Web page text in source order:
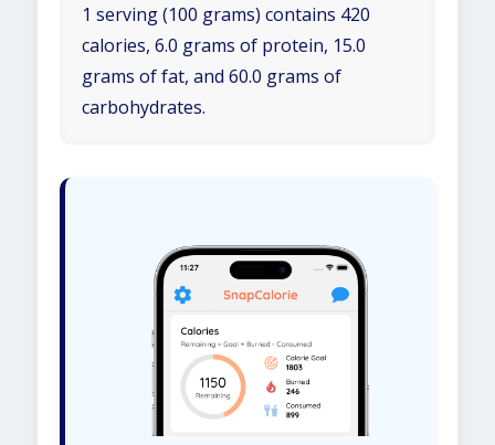
1 serving (100 grams) contains 420
calories, 6.0 grams of protein, 15.0
grams of fat, and 60.0 grams of
carbohydrates.